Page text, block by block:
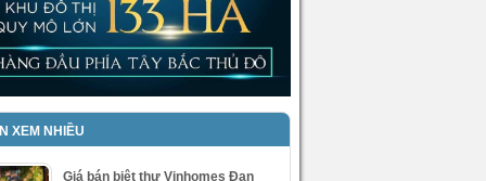
XEM NHIỀU
Giá bán biệt thự Vinhomes Đan